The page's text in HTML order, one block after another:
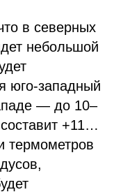
в северных
небольшой
юго-западный
— до 10–
+11…
термометров